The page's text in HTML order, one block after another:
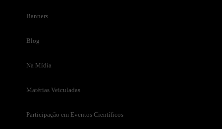
Banners
Blog
Na Mídia
Matérias Veiculadas
Participação em Eventos Científicos